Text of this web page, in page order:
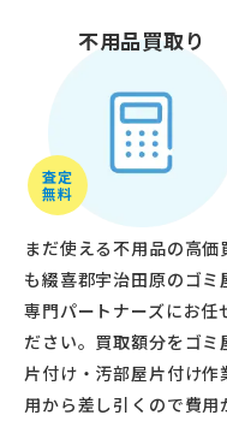
不用品買取り
査定
無料
まだ使える不用品の高価
も綴喜郡宇治田原のゴミ
専門パートナーズにお任
ださい。買取額分をゴミ
片付け・汚部屋片付け作
用から差し引くので費用